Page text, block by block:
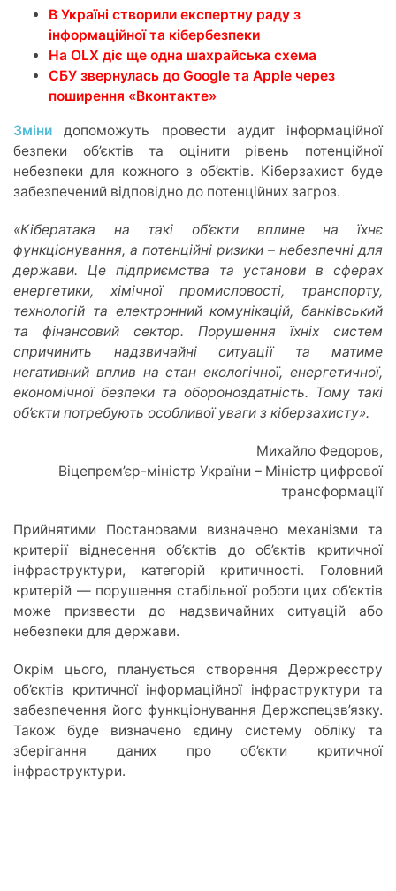
В Україні створили експертну раду з
інформаційної та кібербезпеки
На OLX діє ще одна шахрайська схема
СБУ звернулась до Google та Apple через
поширення «Вконтакте»
Зміни допоможуть провести аудит інформаційної
безпеки об’єктів та оцінити рівень потенційної
небезпеки для кожного з об’єктів. Кіберзахист буде
забезпечений відповідно до потенційних загроз.
«Кібератака на такі об’єкти вплине на їхнє
функціонування, а потенційні ризики – небезпечні для
держави. Це підприємства та установи в сферах
енергетики, хімічної промисловості, транспорту,
технологій та електронний комунікацій, банківський
та фінансовий сектор. Порушення їхніх систем
спричинить надзвичайні ситуації та матиме
негативний вплив на стан екологічної, енергетичної,
економічної безпеки та обороноздатність. Тому такі
об’єкти потребують особливої уваги з кіберзахисту».
Михайло Федоров,
Віцепрем’єр-міністр України – Міністр цифрової
трансформації
Прийнятими Постановами визначено механізми та
критерії віднесення об’єктів до об’єктів критичної
інфраструктури, категорій критичності. Головний
критерій — порушення стабільної роботи цих об’єктів
може призвести до надзвичайних ситуацій або
небезпеки для держави.
Окрім цього, планується створення Держреєстру
об’єктів критичної інформаційної інфраструктури та
забезпечення його функціонування Держспецзв’язку.
Також буде визначено єдину систему обліку та
зберігання даних про об’єкти критичної
інфраструктури.